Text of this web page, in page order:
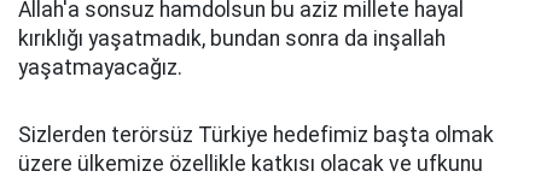
Allah'a sonsuz hamdolsun bu aziz millete hayal
kırıklığı yaşatmadık, bundan sonra da inşallah
yaşatmayacağız.
Sizlerden terörsüz Türkiye hedefimiz başta olmak
üzere ülkemize özellikle katkısı olacak ve ufkunu